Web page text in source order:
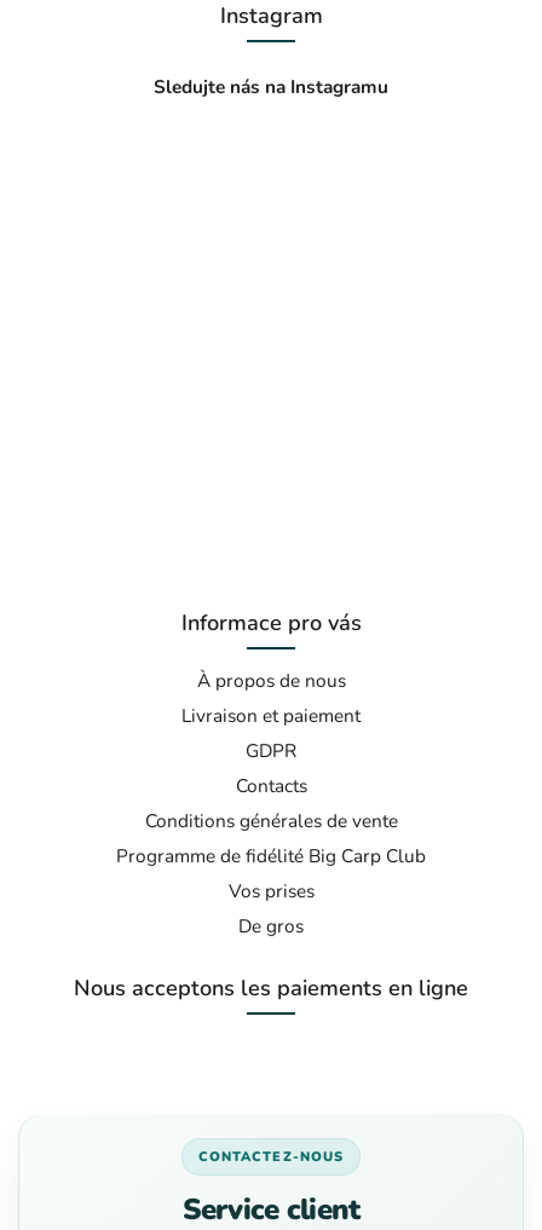
Instagram
Sledujte nás na Instagramu
Informace pro vás
À propos de nous
Livraison et paiement
GDPR
Contacts
Conditions générales de vente
Programme de fidélité Big Carp Club
Vos prises
De gros
Nous acceptons les paiements en ligne
CONTACTEZ-NOUS
Service client